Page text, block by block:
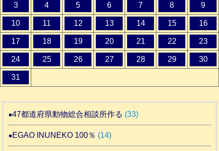
3 4 5 6 7 8 9
10 11 12 13 14 15 16
17 18 19 20 21 22 23
24 25 26 27 28 29 30
31
47都道府県動物総合相談所作る (33)
EGAO INUNEKO 100％ (14)